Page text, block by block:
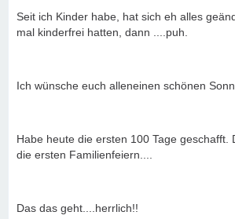
Seit ich Kinder habe, hat sich eh alles
mal kinderfrei hatten, dann ....puh.
Ich wünsche euch alleneinen schönen
Habe heute die ersten 100 Tage geschafft.
die ersten Familienfeiern....
Das das geht....herrlich!!